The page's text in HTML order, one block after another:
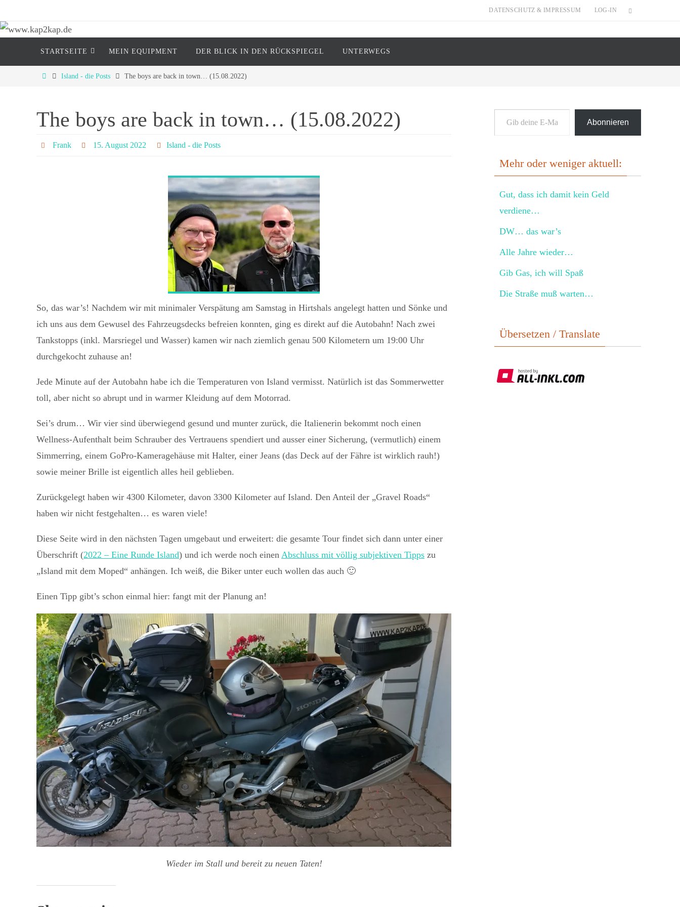
Inhalt
springen
DATENSCHUTZ & IMPRESSUM LOG-IN
www.kap2kap.de
"Reisen ist tödlich..... für Vorurteile" (Mark Twain)
STARTSEITE MEIN EQUIP­MENT DER BLICK IN DEN RÜCKSPIEGEL UNTERWEGS
StartIsland - die Posts The boys are back in town… (15.08.2022)
The boys are back in town… (15.08.2022)
Frank 15. August 2022 Island - die Posts
So, das war’s! Nachdem wir mit minimaler Verspätung am Samstag in Hirtshals angelegt hatten und Sönke und
ich uns aus dem Gewusel des Fahrzeugsdecks befreien konnten, ging es direkt auf die Autobahn! Nach zwei
Tankstopps (inkl. Marsriegel und Wasser) kamen wir nach ziemlich genau 500 Kilometern um 19:00 Uhr
durchgekocht zuhause an!
Jede Minute auf der Autobahn habe ich die Temperaturen von Island vermisst. Natürlich ist das Sommerwetter
toll, aber nicht so abrupt und in warmer Kleidung auf dem Motorrad.
Sei’s drum… Wir vier sind überwiegend gesund und munter zurück, die Italienerin bekommt noch einen
Wellness-Aufenthalt beim Schrauber des Vertrauens spendiert und ausser einer Sicherung, (vermutlich) einem
Simmerring, einem GoPro-Kameragehäuse mit Halter, einer Jeans (das Deck auf der Fähre ist wirklich rauh!)
sowie meiner Brille ist eigentlich alles heil geblieben.
Zurückgelegt haben wir 4300 Kilometer, davon 3300 Kilometer auf Island. Den Anteil der „Gravel Roads“
haben wir nicht festgehalten… es waren viele!
Diese Seite wird in den nächsten Tagen umgebaut und erweitert: die gesamte Tour findet sich dann unter einer
Überschrift (2022 – Eine Runde Island) und ich werde noch einen Abschluss mit völlig subjektiven Tipps zu
„Island mit dem Moped“ anhängen. Ich weiß, die Biker unter euch wollen das auch 🙂
Einen Tipp gibt’s schon einmal hier: fangt mit der Planung an!
Wieder im Stall und bereit zu neuen Taten!
Gib deine E-Mail-Adresse ein ...
Abonnieren
Mehr oder weniger aktuell:
Gut, dass ich damit kein Geld
verdiene…
DW… das war’s
Alle Jahre wieder…
Gib Gas, ich will Spaß
Die Straße muß warten…
Übersetzen / Translate